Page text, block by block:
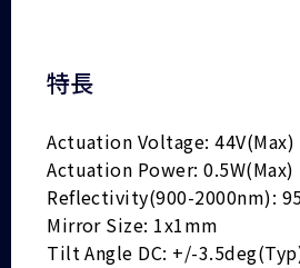
特長
Actuation Voltage: 44V(Max)
Actuation Power: 0.5W(Max)
Reflectivity(900-2000nm):
Mirror Size: 1x1mm
Tilt Angle DC: +/-